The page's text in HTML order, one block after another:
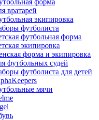
форма
вратарей
экипировка
футболиста
футбольная форма
экипировка
форма и экипировка
футбольных судей
футболиста для детей
мячи